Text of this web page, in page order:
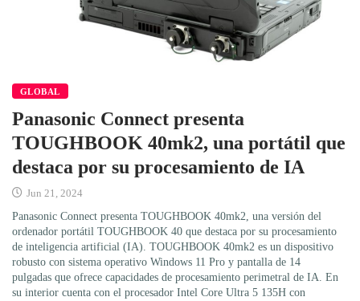
GLOBAL
Panasonic Connect presenta
TOUGHBOOK 40mk2, una portátil que
destaca por su procesamiento de IA
Jun 21, 2024
Panasonic Connect presenta TOUGHBOOK 40mk2, una versión del
ordenador portátil TOUGHBOOK 40 que destaca por su procesamiento
de inteligencia artificial (IA). TOUGHBOOK 40mk2 es un dispositivo
robusto con sistema operativo Windows 11 Pro y pantalla de 14
pulgadas que ofrece capacidades de procesamiento perimetral de IA. En
su interior cuenta con el procesador Intel Core Ultra 5 135H con